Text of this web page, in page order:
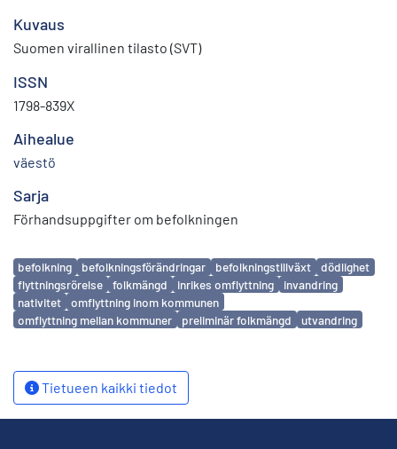
Kuvaus
Suomen virallinen tilasto (SVT)
ISSN
1798-839X
Aihealue
väestö
Sarja
Förhandsuppgifter om befolkningen
Avainsanat
befolkning befolkningsförändringar befolkningstillväxt
dödlighet
flyttningsrörelse
folkmängd inrikes omflyttning
invandring
nativitet
omflyttning inom kommunen
omflyttning mellan kommuner
preliminär folkmängd utvandring
Tietueen kaikki tiedot